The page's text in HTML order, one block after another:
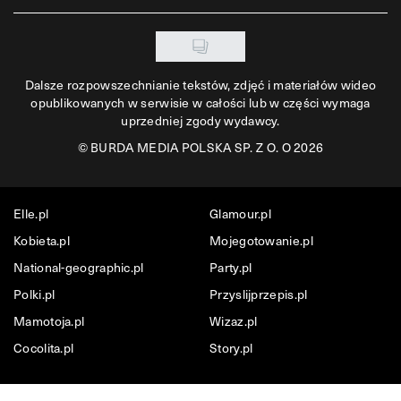
Dalsze rozpowszechnianie tekstów, zdjęć i materiałów wideo
opublikowanych w serwisie w całości lub w części wymaga
uprzedniej zgody wydawcy.
©BURDA MEDIA POLSKA SP. Z O. O 2026
Elle.pl
Glamour.pl
Kobieta.pl
Mojegotowanie.pl
National-geographic.pl
Party.pl
Polki.pl
Przyslijprzepis.pl
Mamotoja.pl
Wizaz.pl
Cocolita.pl
Story.pl